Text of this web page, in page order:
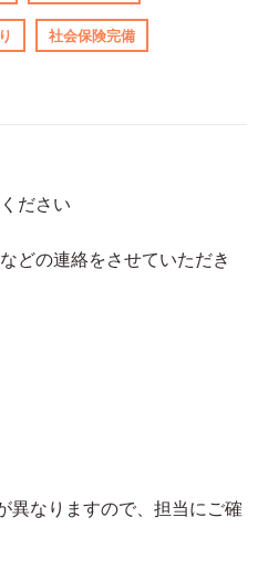
社会保険完備
ださい
どの連絡をさせていただき
異なりますので、担当にご確